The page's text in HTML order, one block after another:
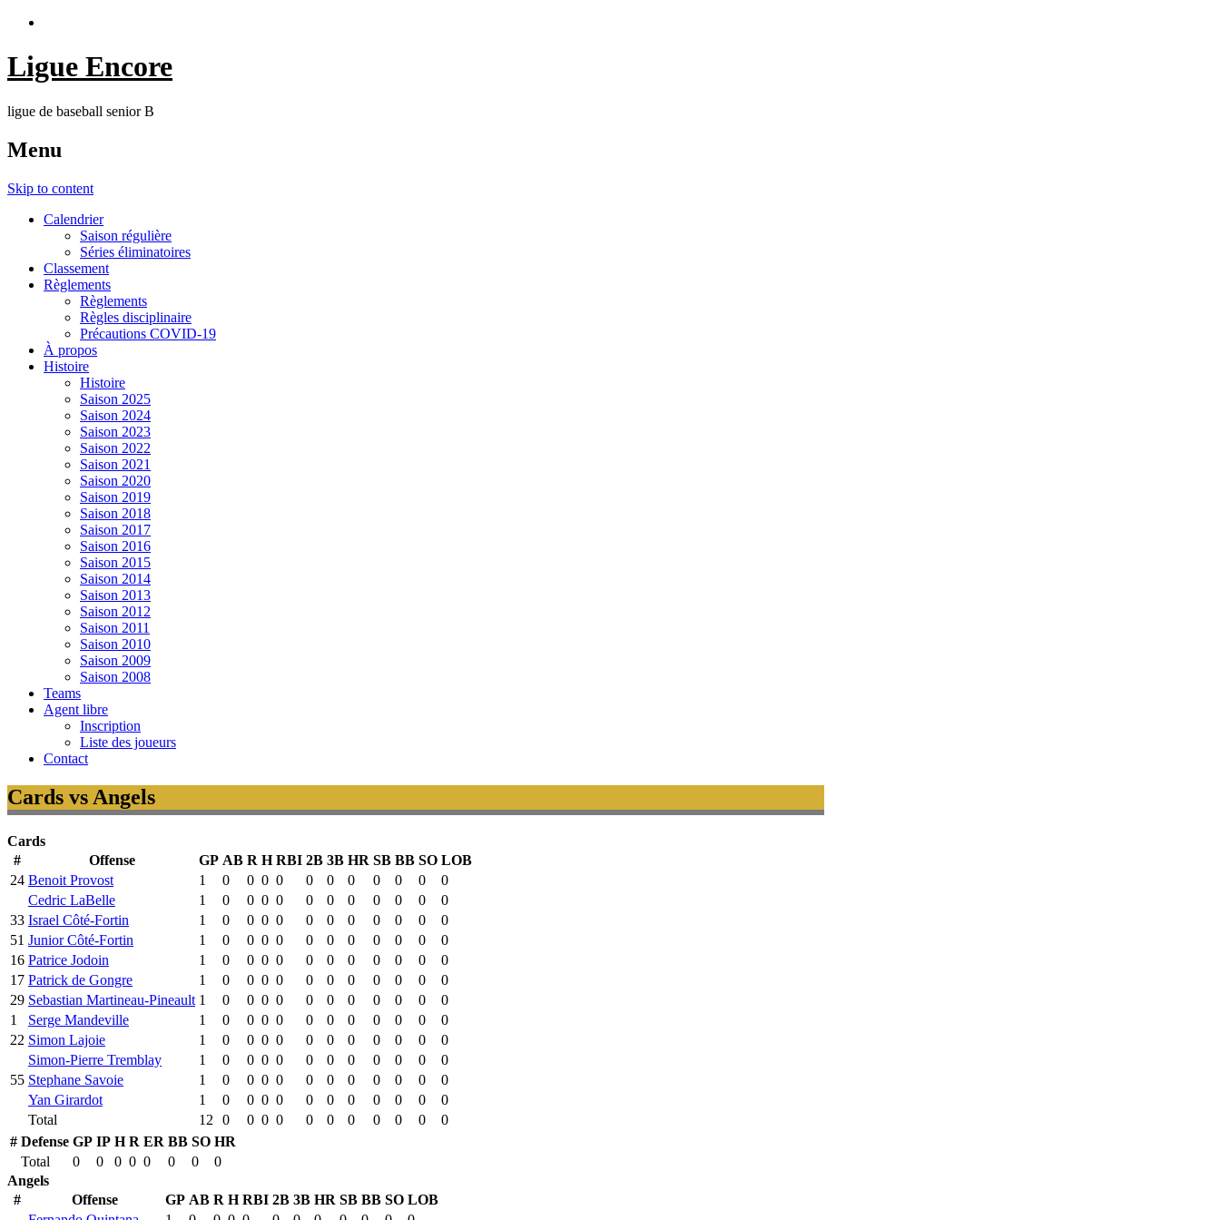
Ligue Encore
ligue de baseball senior B
Menu
Skip to content
Calendrier
Saison régulière
Séries éliminatoires
Classement
Règlements
Règlements
Règles disciplinaire
Précautions COVID-19
À propos
Histoire
Histoire
Saison 2025
Saison 2024
Saison 2023
Saison 2022
Saison 2021
Saison 2020
Saison 2019
Saison 2018
Saison 2017
Saison 2016
Saison 2015
Saison 2014
Saison 2013
Saison 2012
Saison 2011
Saison 2010
Saison 2009
Saison 2008
Teams
Agent libre
Inscription
Liste des joueurs
Contact
Cards vs Angels
Cards
#
Offense GP AB R H RBI 2B 3B HR SB BB SO LOB
24 Benoit Provost 1 0 0 0 0 0 0 0 0 0 0
0
Cedric LaBelle
1 0 0 0 0 0 0 0 0 0 0
0
33 Israel Côté-Fortin 1 0 0 0 0 0 0 0 0 0 0
0
51 Junior Côté-Fortin 1 0 0 0 0 0 0 0 0 0 0
0
16 Patrice Jodoin 1 0 0 0 0 0 0 0 0 0 0
0
17 Patrick de Gongre 1 0 0 0 0 0 0 0 0 0 0
0
29 Sebastian Martineau-Pineault 1 0 0 0 0 0 0 0 0 0 0
0
1
Serge Mandeville 1 0 0 0 0 0 0 0 0 0 0
0
22 Simon Lajoie 1 0 0 0 0 0 0 0 0 0 0
0
Simon-Pierre Tremblay
1 0 0 0 0 0 0 0 0 0 0
0
55 Stephane Savoie 1 0 0 0 0 0 0 0 0 0 0
0
Yan Girardot
1 0 0 0 0 0 0 0 0 0 0
0
Total
12 0 0 0 0 0 0 0 0 0 0
0
# Defense GP IP H R ER BB SO HR
Total
0 0 0 0 0 0 0
0
Angels
#
Offense GP AB R H RBI 2B 3B HR SB BB SO LOB